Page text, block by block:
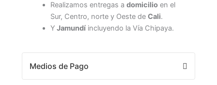
Realizamos entregas a domicilioen el
Sur, Centro, norte y Oeste de Cali.
Y Jamundíincluyendo la Vía Chipaya.
Medios de Pago